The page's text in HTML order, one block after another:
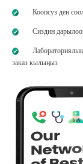
Коопсуз ден
Сиздин
заказ кылыңыз